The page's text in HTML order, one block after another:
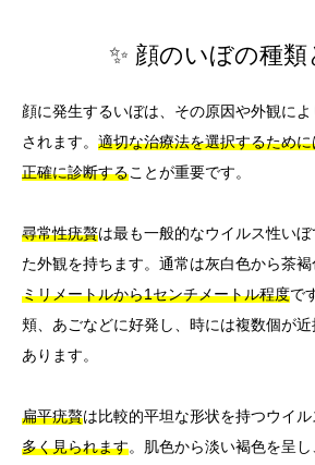
✨ 顔のいぼの種類
顔に発生するいぼは、その原因や外観に
されます。 適切な治療法を選択するため
正確に診断することが重要です。
尋常性疣贅は最も一般的なウイルス性い
た外観を持ちます。通常は灰白色から茶
ミリメートルから1センチメートル程度で
頬、あごなどに好発し、時には複数個が
あります。
扁平疣贅は比較的平坦な形状を持つウイル
多く見られます。肌色から淡い褐色を呈